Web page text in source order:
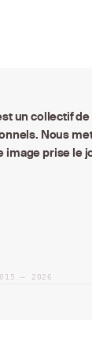
un collectif
Nous
prise le
– 2026